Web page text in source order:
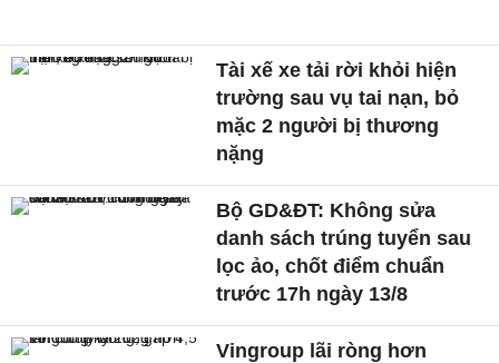
Tài xế xe tải rời khỏi hiện
trường sau vụ tai nạn, bỏ
mặc 2 người bị thương
nặng
Bộ GD&ĐT: Không sửa
danh sách trúng tuyển sau
lọc ảo, chốt điểm chuẩn
trước 17h ngày 13/8
Vingroup lãi ròng hơn